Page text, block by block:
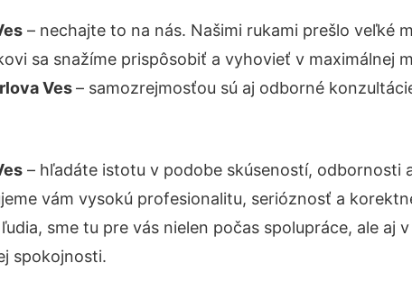
– nechajte to na nás. Našimi rukami prešlo veľké
sa snažíme prispôsobiť a vyhovieť v maximálnej
Ves– samozrejmosťou sú aj odborné
– hľadáte istotu v podobe skúseností, odbornosti
vám vysokú profesionalitu, serióznosť a
sme tu pre vás nielen počas spolupráce, ale
spokojnosti.